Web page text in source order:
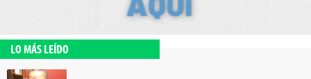
LO MÁS LEÍDO